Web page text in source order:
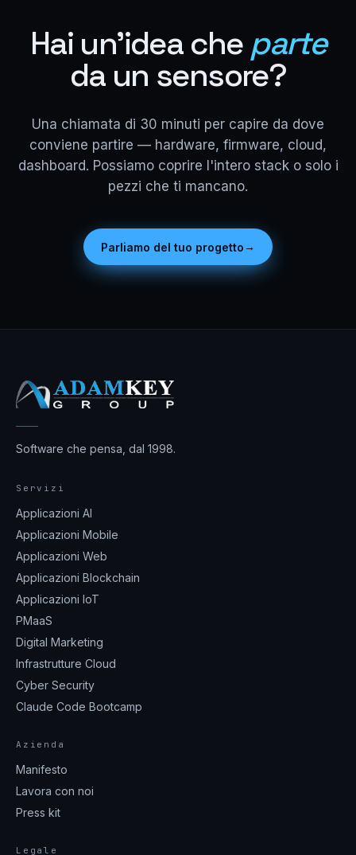
Hai un'idea che parte
da un sensore?
Una chiamata di 30 minuti per capire da dove
conviene partire — hardware, firmware, cloud,
dashboard. Possiamo coprire l'intero stack o solo i
pezzi che ti mancano.
Parliamo del tuo progetto→
Software che pensa, dal 1998.
Servizi
Applicazioni AI
Applicazioni Mobile
Applicazioni Web
Applicazioni Blockchain
Applicazioni IoT
PMaaS
Digital Marketing
Infrastrutture Cloud
Cyber Security
Claude Code Bootcamp
Azienda
Manifesto
Lavora con noi
Press kit
Legale